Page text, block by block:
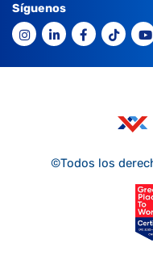
Síguenos
©Todos los